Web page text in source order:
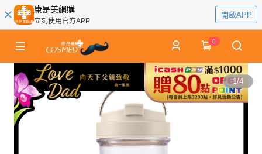
康是美網購
立刻使用官方APP
開啟APP
0
1/4